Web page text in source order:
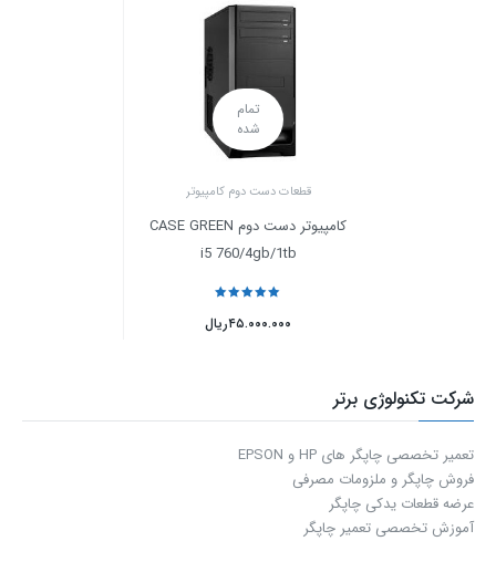
تمام
شده
قطعات دست دوم کامپیوتر
کامپیوتر دست دوم CASE GREEN
i5 760/4gb/1tb
ریال۴۵.۰۰۰.۰۰۰
شرکت تکنولوژی برتر
تعمیر تخصصی چاپگر های HP و EPSON
فروش چاپگر و ملزومات مصرفی
عرضه قطعات یدکی چاپگر
آموزش تخصصی تعمیر چاپگر